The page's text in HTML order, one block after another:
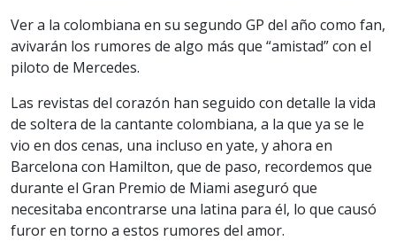
Ver a la colombiana en su segundo GP del año como fan,
avivarán los rumores de algo más que “amistad” con el
piloto de Mercedes.
Las revistas del corazón han seguido con detalle la vida
de soltera de la cantante colombiana, a la que ya se le
vio en dos cenas, una incluso en yate, y ahora en
Barcelona con Hamilton, que de paso, recordemos que
durante el Gran Premio de Miami aseguró que
necesitaba encontrarse una latina para él, lo que causó
furor en torno a estos rumores del amor.